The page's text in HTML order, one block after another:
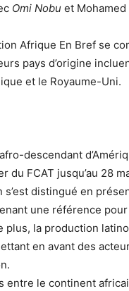
Omi Nobu et Mohamed
Afrique En Bref se
pays d’origine
et le Royaume-Uni.
descendant
FCAT jusqu’au 28
s’est distingué en
une référence
plus, la production
en avant des
entre le continent